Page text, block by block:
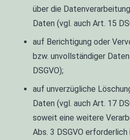
über die
Daten (vgl. auch Art. 15
auf Berichtigung oder
bzw. unvollständiger
DSGVO);
auf unverzügliche
Daten (vgl. auch Art. 17
soweit eine weitere
Abs. 3 DSGVO